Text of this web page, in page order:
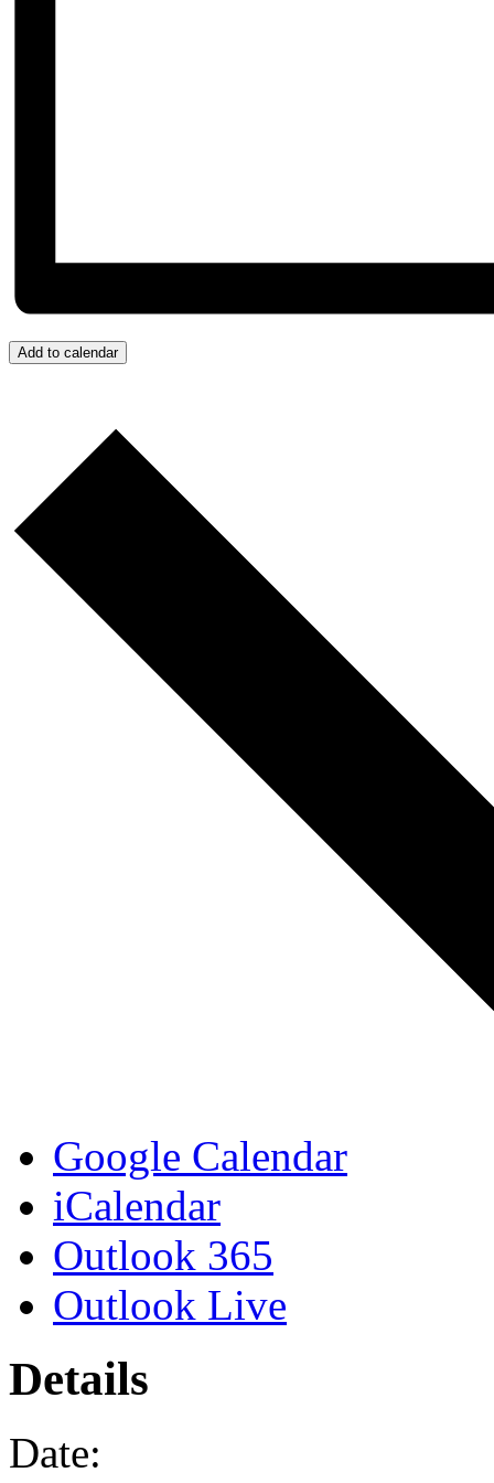
Add to calendar
Google Calendar
iCalendar
Outlook 365
Outlook Live
Details
Date: